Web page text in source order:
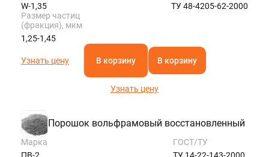
W-1,35
ТУ 48-4205-62-2000
Размер частиц
(фракция), мкм
1,25-1,45
Узнать цену В корзину В корзину
Узнать цену
Порошок вольфрамовый восстановленный
Марка
ПВ-2
ГОСТ/ТУ
ТУ 14-22-143-2000